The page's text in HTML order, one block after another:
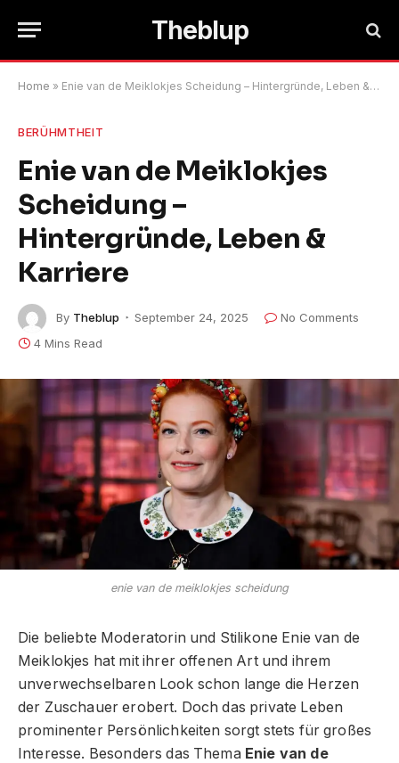
Theblup
Home » Enie van de Meiklokjes Scheidung – Hintergründe, Leben & Karriere
BERÜHMTHEIT
Enie van de Meiklokjes
Scheidung –
Hintergründe, Leben &
Karriere
By Theblup September 24, 2025
No Comments
4 Mins Read
enie van de meiklokjes scheidung
Die beliebte Moderatorin und Stilikone Enie van de
Meiklokjes hat mit ihrer offenen Art und ihrem
unverwechselbaren Look schon lange die Herzen
der Zuschauer erobert. Doch das private Leben
prominenter Persönlichkeiten sorgt stets für großes
Interesse. Besonders das Thema Enie van de